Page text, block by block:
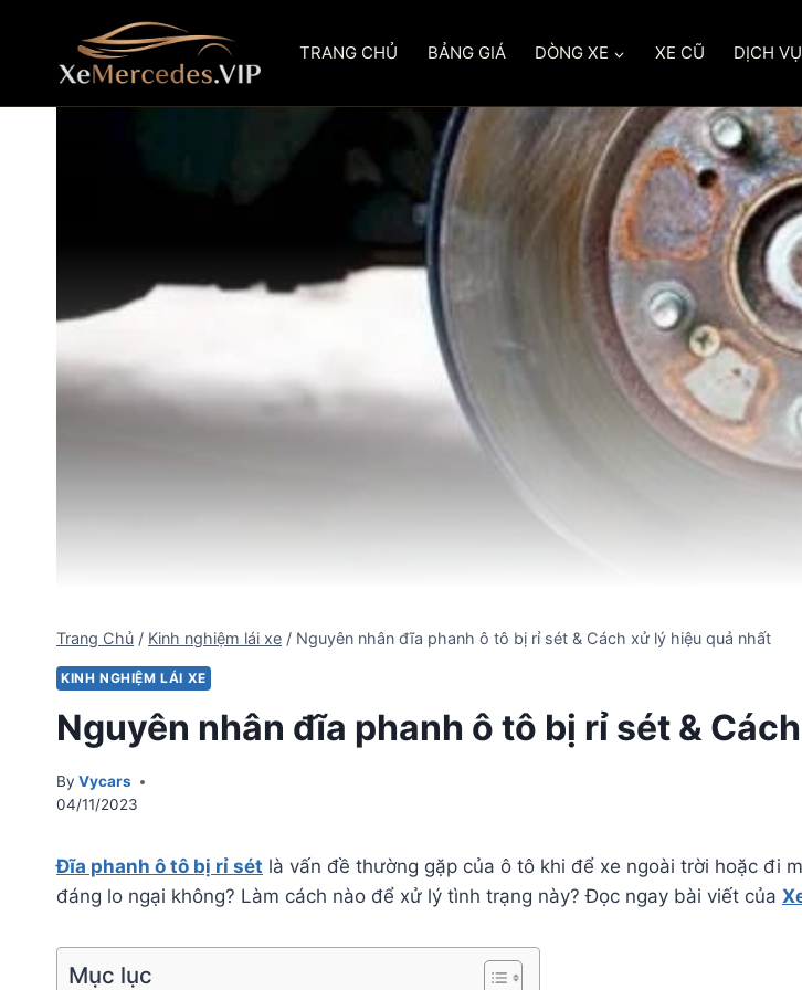
content
TRANG CHỦ BẢNG GIÁ DÒNG XE XE CŨ DỊCH VỤ
Trang Chủ / Kinh nghiệm lái xe / Nguyên nhân đĩa phanh ô tô bị rỉ sét & Cách xử lý hiệu quả nhất
KINH NGHIỆM LÁI XE
Nguyên nhân đĩa phanh ô tô bị rỉ sét &
By Vycars
04/11/2023
Đĩa phanh ô tô bị rỉ sét là vấn đề thường gặp của ô tô khi để xe ngoài trời hoặc đi
đáng lo ngại không? Làm cách nào để xử lý tình trạng này? Đọc ngay bài viết của
Mục lục